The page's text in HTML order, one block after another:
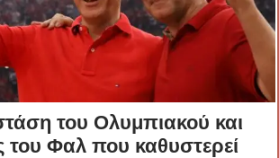
του Ολυμπιακού και
του Φαλ που καθυστερεί